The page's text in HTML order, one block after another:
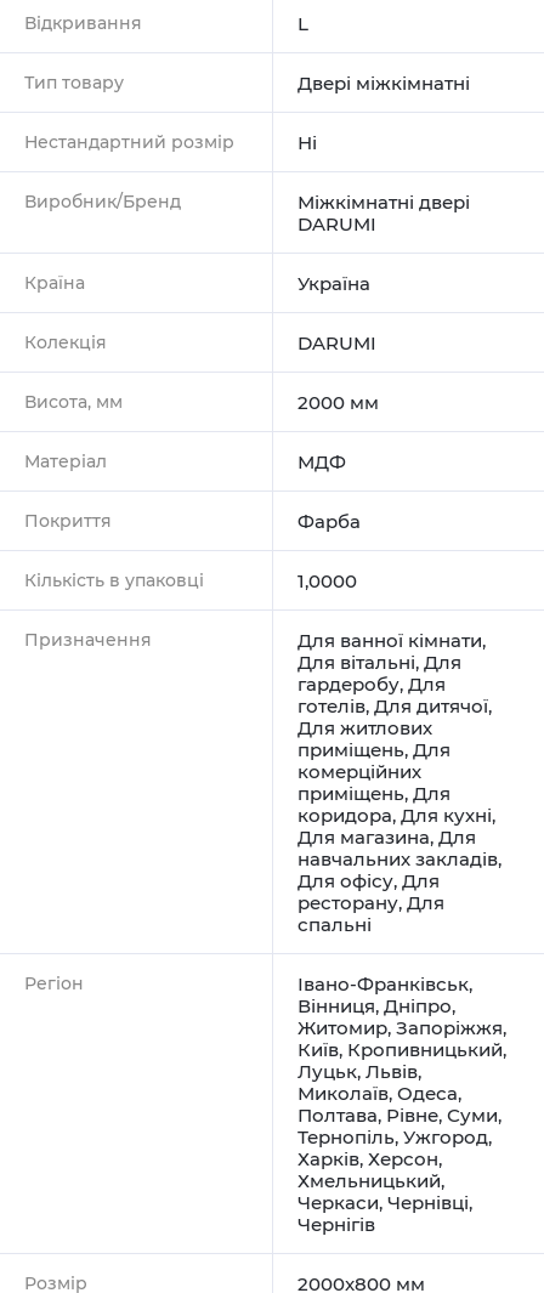
Відкривання L
Тип товару Двері міжкімнатні
Нестандартний розмір Ні
Виробник/Бренд
Міжкімнатні двері
DARUMI
Країна Україна
Колекція DARUMI
Висота, мм 2000 мм
Матеріал МДФ
Покриття Фарба
Кількість в упаковці 1,0000
Призначення Для ванної кімнати,
Для вітальні, Для
гардеробу, Для
готелів, Для дитячої,
Для житлових
приміщень, Для
комерційних
приміщень, Для
коридора, Для кухні,
Для магазина, Для
навчальних закладів,
Для офісу, Для
ресторану, Для
спальні
Регіон Івано-Франківськ,
Вінниця, Дніпро,
Житомир, Запоріжжя,
Київ, Кропивницький,
Луцьк, Львів,
Миколаїв, Одеса,
Полтава, Рівне, Суми,
Тернопіль, Ужгород,
Харків, Херсон,
Хмельницький,
Черкаси, Чернівці,
Чернігів
Розмір 2000x800 мм